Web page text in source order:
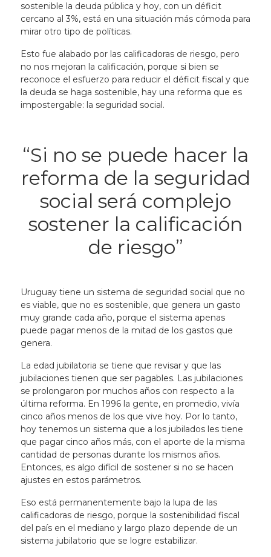
sostenible la deuda pública y hoy, con un déficit
cercano al 3%, está en una situación más cómoda para
mirar otro tipo de políticas.
Esto fue alabado por las calificadoras de riesgo, pero
no nos mejoran la calificación, porque si bien se
reconoce el esfuerzo para reducir el déficit fiscal y que
la deuda se haga sostenible, hay una reforma que es
impostergable: la seguridad social.
“Si no se puede hacer la
reforma de la seguridad
social será complejo
sostener la calificación
de riesgo”
Uruguay tiene un sistema de seguridad social que no
es viable, que no es sostenible, que genera un gasto
muy grande cada año, porque el sistema apenas
puede pagar menos de la mitad de los gastos que
genera.
La edad jubilatoria se tiene que revisar y que las
jubilaciones tienen que ser pagables. Las jubilaciones
se prolongaron por muchos años con respecto a la
última reforma. En 1996 la gente, en promedio, vivía
cinco años menos de los que vive hoy. Por lo tanto,
hoy tenemos un sistema que a los jubilados les tiene
que pagar cinco años más, con el aporte de la misma
cantidad de personas durante los mismos años.
Entonces, es algo difícil de sostener si no se hacen
ajustes en estos parámetros.
Eso está permanentemente bajo la lupa de las
calificadoras de riesgo, porque la sostenibilidad fiscal
del país en el mediano y largo plazo depende de un
sistema jubilatorio que se logre estabilizar.